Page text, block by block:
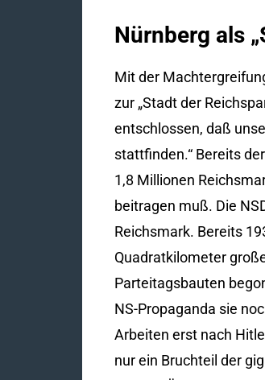
Nürnberg als
Mit der
zur „Stadt der
entschlossen, daß
stattfinden.“ Bereits
1,8 Millionen
beitragen muß. Die
Reichsmark. Bereits
Quadratkilometer
Parteitagsbauten
NS-Propaganda sie
Arbeiten erst nach
nur ein Bruchteil der